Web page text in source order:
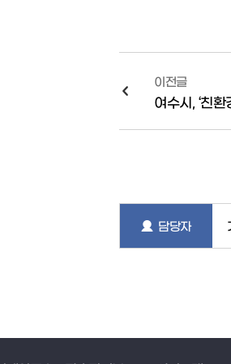
이전글
여수시, ‘친
담당자